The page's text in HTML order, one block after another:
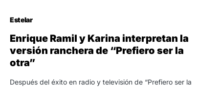
Estelar
Enrique Ramil y Karina interpretan la
versión ranchera de “Prefiero ser la
otra”
Después del éxito en radio y televisión de “Prefiero ser la